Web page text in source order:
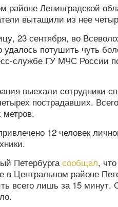
районе Ленинградской
вытащили из нее
23 сентября, во
удалось потушить чуть
службе ГУ МЧС России
выехали сотрудники
пострадавших.
метров.
12 человек
Петербургасообщал,
в Центральном районе
всего лишь за 15